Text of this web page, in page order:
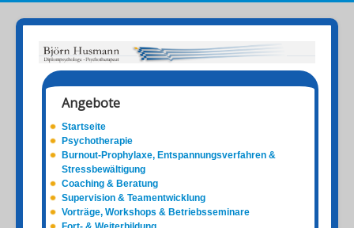
Angebote
Startseite
Psychotherapie
Burnout-Prophylaxe, Entspannungsverfahren &
Stressbewältigung
Coaching & Beratung
Supervision & Teamentwicklung
Vorträge, Workshops & Betriebsseminare